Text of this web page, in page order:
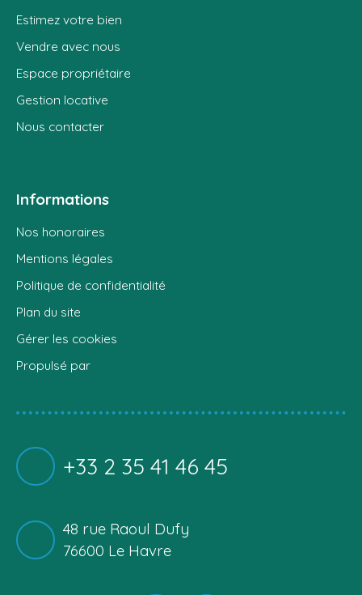
Estimez votre bien
Vendre avec nous
Espace propriétaire
Gestion locative
Nous contacter
Informations
Nos honoraires
Mentions légales
Politique de confidentialité
Plan du site
Gérer les cookies
Propulsé par
+33 2 35 41 46 45
48 rue Raoul Dufy
76600 Le Havre